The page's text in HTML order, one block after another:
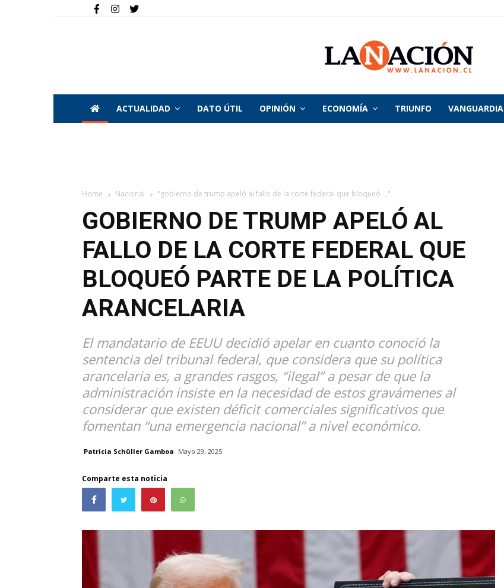
La
ACTUALIDAD DATO ÚTIL OPINIÓN ECONOMÍA TRIUNFO VANGUARDIA
Home Nacional "gobierno de trump apeló al fallo de la corte federal que bloqueó ..."
GOBIERNO DE TRUMP APELÓ AL
FALLO DE LA CORTE FEDERAL QUE
BLOQUEÓ PARTE DE LA POLÍTICA
ARANCELARIA
El mandatario de EEUU decidió apelar en cuanto conoció la
sentencia del tribunal federal, que considera que su política
arancelaria es, a grandes rasgos, “ilegal” a pesar de que la
administración insiste en la necesidad de estos gravámenes al
considerar que existen déficit comerciales significativos que
fomentan “una emergencia nacional” a nivel económico.
Patricia Schüller Gamboa Mayo 29, 2025
Comparte esta noticia